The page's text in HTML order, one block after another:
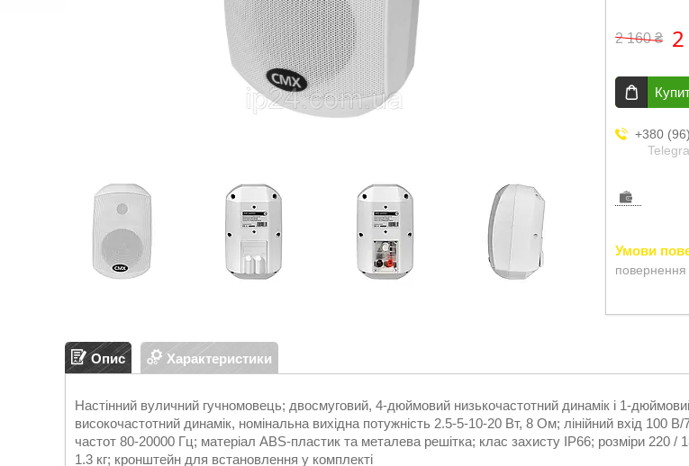
2 160 ₴
+380
повернення
Опис Характеристики
Настінний вуличний гучномовець; двосмуговий, 4-дюймовий низькочастотний динамік і 1-
високочастотний динамік, номінальна вихідна потужність 2.5-5-10-20 Вт, 8 Ом; лінійний вхід 100 В/
частот 80-20000 Гц; матеріал ABS-пластик та металева решітка; клас захисту IP66; розміри 220 /
1.3 кг; кронштейн для встановлення у комплекті